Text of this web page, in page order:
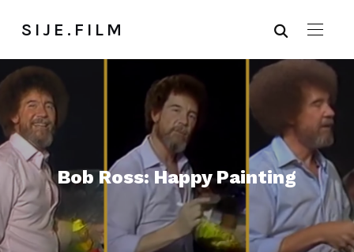
SIJE.FILM
Bob Ross: Happy Painting